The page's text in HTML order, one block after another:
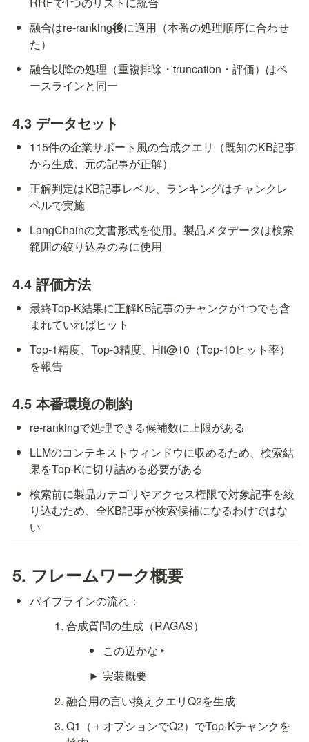
融合はre-ranking後に適用（本番の処理順序に合わせ
た）
融合以降の処理（重複排除・truncation・評価）はベ
ースラインと同一
4.3 データセット
115件の企業サポート風の合成クエリ（既知のKB記事
から生成、元の記事が正解）
正解判定はKB記事レベル、ランキングはチャンクレ
ベルで実施
LangChainの文書形式を使用。製品メタデータは検索
範囲の絞り込みのみに使用
4.4 評価方法
最終Top-K結果に正解KB記事のチャンクが1つでも含
まれていればヒット
Top-1精度、Top-3精度、Hit@10（Top-10ヒット率）
を報告
4.5 本番環境の制約
re-rankingで処理できる候補数に上限がある
LLMのコンテキストウィンドウに収めるため、検索結
果をTop-Kに切り詰める必要がある
検索前に製品カテゴリやアクセス権限で対象記事を絞
り込むため、全KB記事が検索候補になるわけではな
い
5. フレームワーク概要
パイプラインの流れ：
合成質問の生成（RAGAS）
この辺かな ‣
実装概要
融合用の言い換えクエリQ2を生成
Q1（＋オプションでQ2）でTop-Kチャンクを